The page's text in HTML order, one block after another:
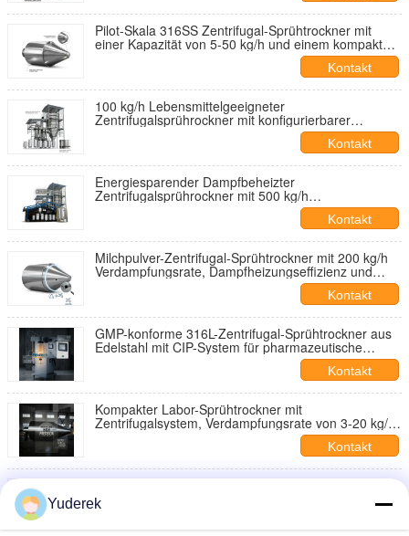
Pilot-Skala 316SS Zentrifugal-Sprühtrockner mit
einer Kapazität von 5-50 kg/h und einem kompakten
Kontakt
100 kg/h Lebensmittelgeeigneter
Zentrifugalsprührockner mit konfigurierbarer
Mehrstoffheizung und Schnellwechseldesign
Kontakt
Energiesparender Dampfbeheizter
Zentrifugalsprührockner mit 500 kg/h
Verdampfungskapazität und lebensmittelechtem
Kontakt
Milchpulver-Zentrifugal-Sprühtrockner mit 200 kg/h
Verdampfungsrate, Dampfheizungseffizienz und
Kontakt
GMP-konforme 316L-Zentrifugal-Sprühtrockner aus
Edelstahl mit CIP-System für pharmazeutische
Kontakt
Kompakter Labor-Sprühtrockner mit
Zentrifugalsystem, Verdampfungsrate von 3-20 kg/h,
präziser Partikelgrößenkontrolle und SPS-
Kontakt
Sprühtrockner mit 200-1000 kg/h Kapazität und
SCADA-Prozessautomatisierung
Yuderek